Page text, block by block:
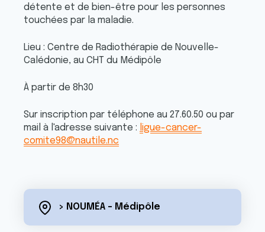
détente et de bien-être pour les personnes
touchées par la maladie.
Lieu : Centre de Radiothérapie de Nouvelle-
Calédonie, au CHT du Médipôle
À partir de 8h30
Sur inscription par téléphone au 27.60.50 ou par
mail à l'adresse suivante : ligue-cancer-
comite98@nautile.nc
> NOUMÉA - Médipôle